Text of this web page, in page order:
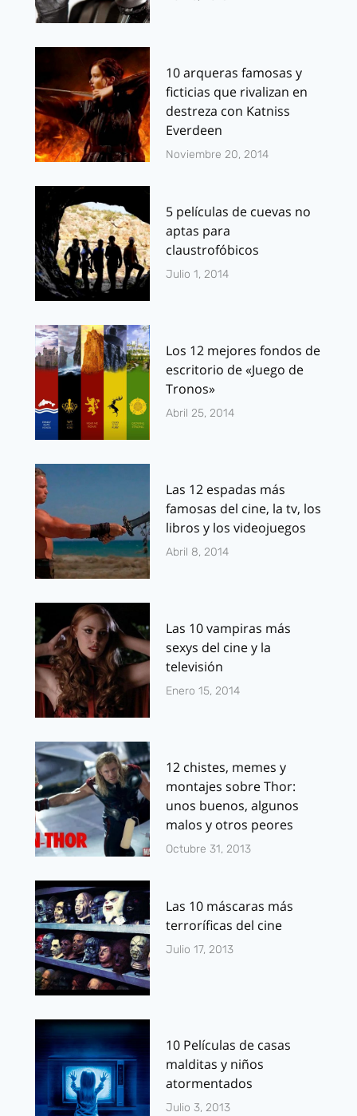
10 arqueras famosas y
ficticias que rivalizan en
destreza con Katniss
Everdeen
Noviembre 20, 2014
5 películas de cuevas no
aptas para
claustrofóbicos
Julio 1, 2014
Los 12 mejores fondos de
escritorio de «Juego de
Tronos»
Abril 25, 2014
Las 12 espadas más
famosas del cine, la tv, los
libros y los videojuegos
Abril 8, 2014
Las 10 vampiras más
sexys del cine y la
televisión
Enero 15, 2014
12 chistes, memes y
montajes sobre Thor:
unos buenos, algunos
malos y otros peores
Octubre 31, 2013
Las 10 máscaras más
terroríficas del cine
Julio 17, 2013
10 Películas de casas
malditas y niños
atormentados
Julio 3, 2013